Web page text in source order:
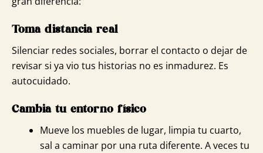
Toma distancia real
Silenciar redes sociales, borrar el contacto o dejar de
revisar si ya vio tus historias no es inmadurez. Es
autocuidado.
Cambia tu entorno físico
Mueve los muebles de lugar, limpia tu cuarto,
sal a caminar por una ruta diferente. A veces tu